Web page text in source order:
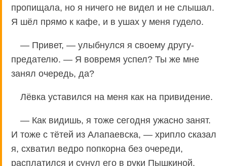
пропищала, но я ничего не видел и не слышал.
Я шёл прямо к кафе, и в ушах у меня гудело.
— Привет, — улыбнулся я своему другу-
предателю. — Я вовремя успел? Ты же мне
занял очередь, да?
Лёвка уставился на меня как на привидение.
— Как видишь, я тоже сегодня ужасно занят.
И тоже с тётей из Алапаевска, — хрипло сказал
я, схватил ведро попкорна без очереди,
расплатился и сунул его в руки Пышкиной.